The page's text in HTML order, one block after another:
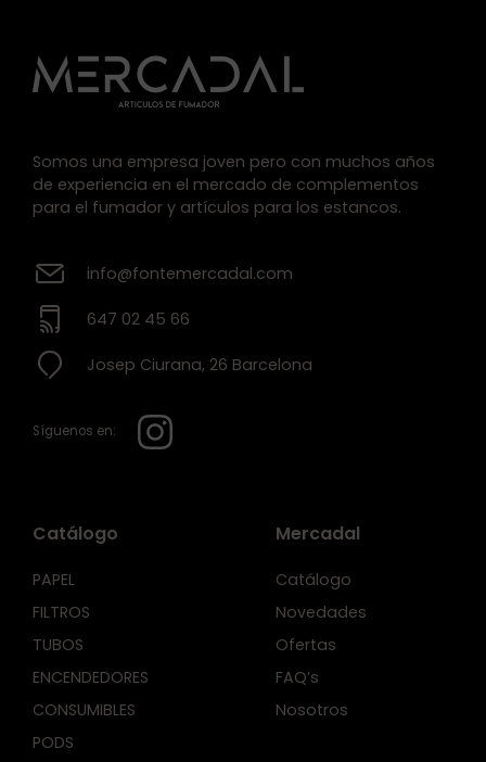
Somos una empresa joven pero con muchos años
de experiencia en el mercado de complementos
para el fumador y artículos para los estancos.
info@fontemercadal.com
647 02 45 66
Josep Ciurana, 26 Barcelona
Síguenos en:
Catálogo
PAPEL
FILTROS
TUBOS
ENCENDEDORES
CONSUMIBLES
PODS
Mercadal
Catálogo
Novedades
Ofertas
FAQ’s
Nosotros